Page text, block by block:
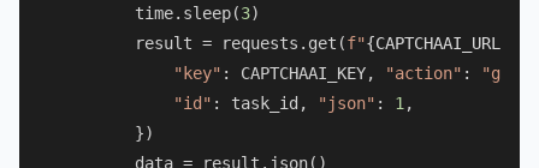
        time.sleep(
3)
        result = requests.get(
f"{CAPTCHAAI_URL}
"key" : CAPTCHAAI_KEY, "action" : "get"
"id" : task_id, "json" : 1,
        })
        data = result.json()